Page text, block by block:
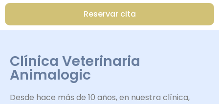
Reservar cita
Clínica Veterinaria
Animalogic
Desde hace más de 10 años, en nuestra clínica,